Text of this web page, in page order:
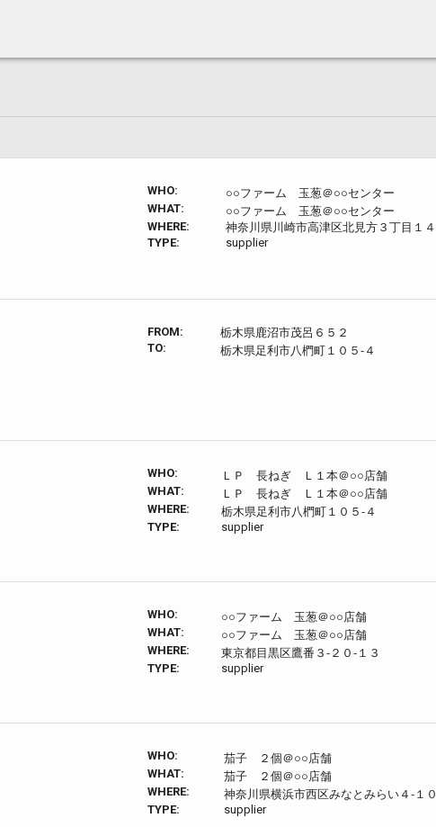
WHO:
○○ファーム 玉葱＠○○センター
WHAT:
○○ファーム 玉葱＠○○センター
WHERE:
神奈川県川崎市高津区北見方３丁目１４
TYPE:
supplier
FROM:
栃木県鹿沼市茂呂６５２
TO:
栃木県足利市八椚町１０５‐４
WHO:
ＬＰ 長ねぎ Ｌ１本＠○○店舗
WHAT:
ＬＰ 長ねぎ Ｌ１本＠○○店舗
WHERE:
栃木県足利市八椚町１０５‐４
TYPE:
supplier
WHO:
○○ファーム 玉葱＠○○店舗
WHAT:
○○ファーム 玉葱＠○○店舗
WHERE:
東京都目黒区鷹番３‐２０‐１３
TYPE:
supplier
WHO:
茄子 ２個＠○○店舗
WHAT:
茄子 ２個＠○○店舗
WHERE:
神奈川県横浜市西区みなとみらい４‐１０
TYPE:
supplier